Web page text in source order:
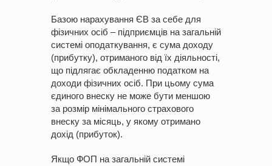
Базою нарахування ЄВ за себе для
фізичних осіб – підприємців на загальній
системі оподаткування, є сума доходу
(прибутку), отриманого від їх діяльності,
що підлягає обкладенню податком на
доходи фізичних осіб. При цьому сума
єдиного внеску не може бути меншою
за розмір мінімального страхового
внеску за місяць, у якому отримано
дохід (прибуток).
Якщо ФОП на загальній системі